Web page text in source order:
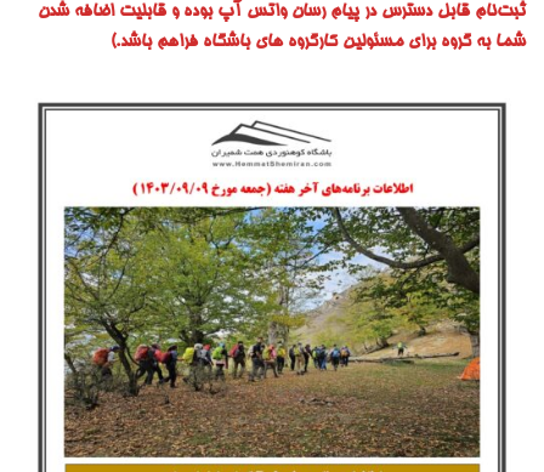
ثبت‌نام قابل دسترس در پیام رسان واتس آپ بوده و قابلیت اضافه شدن
شما به گروه برای مسئولین کارگروه های باشگاه فراهم باشد.)